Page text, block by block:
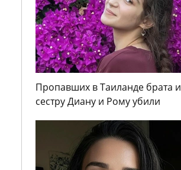
Пропавших в Таиланде брата и
сестру Диану и Рому убили